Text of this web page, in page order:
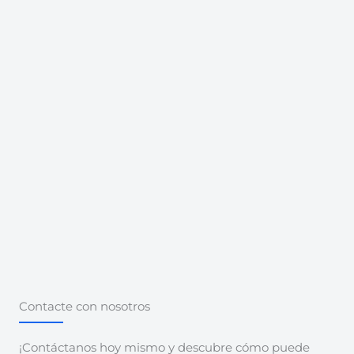
Contacte con nosotros
¡Contáctanos hoy mismo y descubre cómo puede